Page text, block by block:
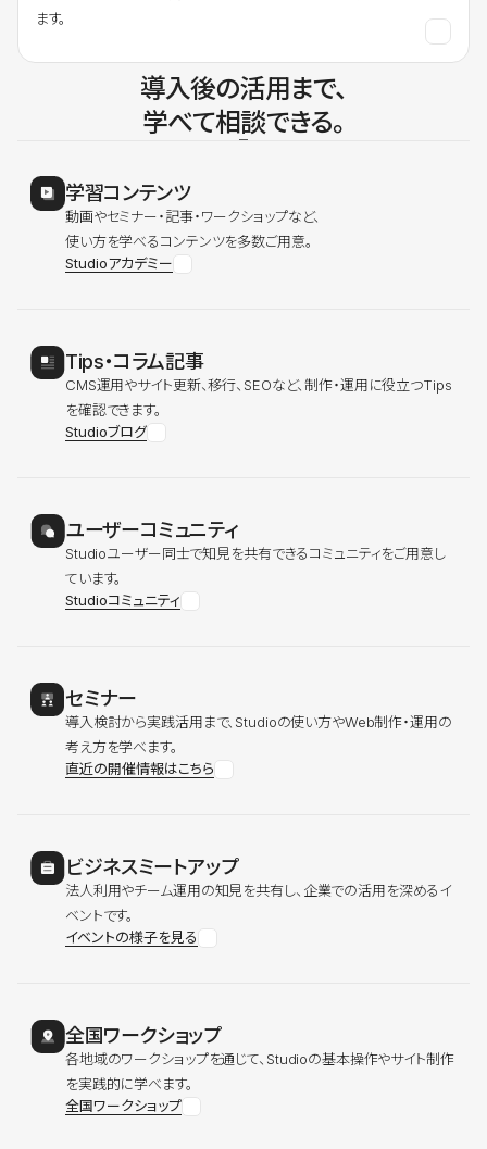
ます。
導入後の活用まで、
学べて相談できる。
学習コンテンツ
動画やセミナー・記事・ワークショップなど、
使い方を学べるコンテンツを多数ご用意。
Studioアカデミー
Tips・コラム記事
CMS運用やサイト更新、移行、SEOなど、制作・運用に役立つTips
を確認できます。
Studioブログ
ユーザーコミュニティ
Studioユーザー同士で知見を共有できるコミュニティをご用意し
ています。
Studioコミュニティ
セミナー
導入検討から実践活用まで、Studioの使い方やWeb制作・運用の
考え方を学べます。
直近の開催情報はこちら
ビジネスミートアップ
法人利用やチーム運用の知見を共有し、企業での活用を深めるイ
ベントです。
イベントの様子を見る
全国ワークショップ
各地域のワークショップを通じて、Studioの基本操作やサイト制作
を実践的に学べます。
全国ワークショップ